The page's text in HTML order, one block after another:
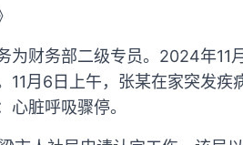
为财务部二级专员。2024年11
月6日上午，张某在家突发疾
脏呼吸骤停。